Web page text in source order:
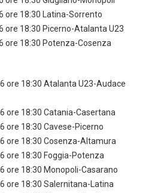
ore 18:30 Latina-Sorrento
ore 18:30 Picerno-Atalanta U23
ore 18:30 Potenza-Cosenza
ore 18:30 Atalanta U23-Audace
ore 18:30 Catania-Casertana
ore 18:30 Cavese-Picerno
ore 18:30 Cosenza-Altamura
ore 18:30 Foggia-Potenza
ore 18:30 Monopoli-Casarano
ore 18:30 Salernitana-Latina